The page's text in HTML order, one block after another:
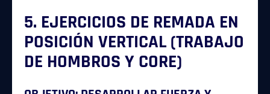
5. EJERCICIOS DE REMADA EN
POSICIÓN VERTICAL (TRABAJO
DE HOMBROS Y CORE)